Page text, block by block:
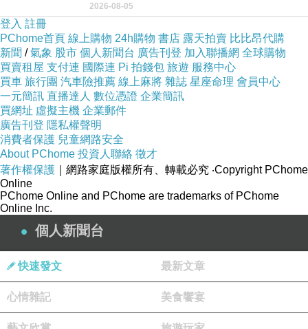
點虛，因為風雨不大，但這也是最想要的
2026-08-05
登入 註冊
PChome首頁 線上購物 24h購物 書店 露天拍賣 比比昂代購
新聞 /氣象 股市 個人新聞台 廣告刊登 加入聯播網 全球購物
買賣租屋 支付連 國際連 Pi 拍錢包 旅遊 服務中心
買車 旅行團 汽車險推薦 線上麻將 雜誌 星座命理 會員中心
一元簡訊 直播達人 數位憑證 企業簡訊
買網址 虛擬主機 企業郵件
廣告刊登 隱私權聲明
消費者保護 兒童網路安全
About PChome 投資人聯絡 徵才
著作權保護 ｜網路家庭版權所有、轉載必究 ‧Copyright PChome
Online
PChome Online and PChome are trademarks of PChome
Online Inc.
個人新聞台
快速發文 最新文章
心情雜記 美食饗宴